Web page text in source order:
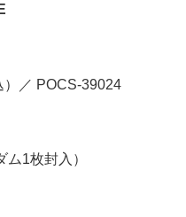
）／ POCS-39024
ム1枚封入）